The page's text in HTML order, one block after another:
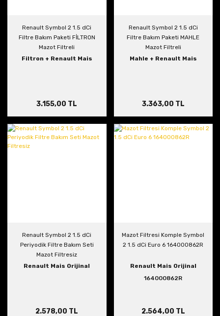
Renault Symbol 2 1.5 dCi
Filtre Bakım Paketi FİLTRON
Mazot Filtreli
Filtron + Renault Mais
3.155,00 TL
Renault Symbol 2 1.5 dCi
Filtre Bakım Paketi MAHLE
Mazot Filtreli
Mahle + Renault Mais
3.363,00 TL
Renault Symbol 2 1.5 dCi
Periyodik Filtre Bakım Seti
Mazot Filtresiz
Renault Mais Orijinal
2.578,00 TL
Mazot Filtresi Komple Symbol
2 1.5 dCi Euro 6 164000862R
Renault Mais Orijinal
164000862R
2.564,00 TL